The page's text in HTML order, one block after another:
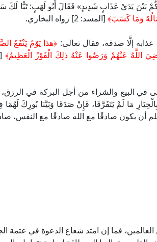
بَيْنَ يَدَيْ عَذَابٍ شَدِيدٍ» فَقَالَ أَبُو لَهَبٍ: تَبًّا لَكَ
وَمَا كَسَبَ﴾ [المسد: 2] رواه البخاري.
عذابه إلَّا صدقه، فقال تعالى: ﴿هذا يَوْمُ يَنْفَعُ
اللَّهُ عَنْهُمْ وَرَضُوا عَنْهُ ذلِكَ الْفَوْزُ الْعَظِيمُ﴾
في البيع والشراء من أجل البركة في
مَا لَمْ يَتَفَرَّقَا، فَإِنْ صَدَقَا وَبَيَّنَا بُورِكَ لَهُمَا
أن يكون صادقًا مع الله صادقًا مع النفس،
فما إن امتد شعاع الدعوة في عتمة